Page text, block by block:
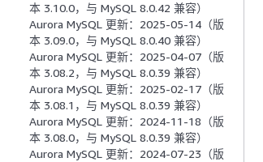
本 3.10.0，与 MySQL 8.0.42 兼容）
Aurora MySQL 更新：2025-05-14（版
本 3.09.0，与 MySQL 8.0.40 兼容）
Aurora MySQL 更新：2025-04-07（版
本 3.08.2，与 MySQL 8.0.39 兼容）
Aurora MySQL 更新：2025-02-17（版
本 3.08.1，与 MySQL 8.0.39 兼容）
Aurora MySQL 更新：2024-11-18（版
本 3.08.0，与 MySQL 8.0.39 兼容）
Aurora MySQL 更新：2024-07-23（版